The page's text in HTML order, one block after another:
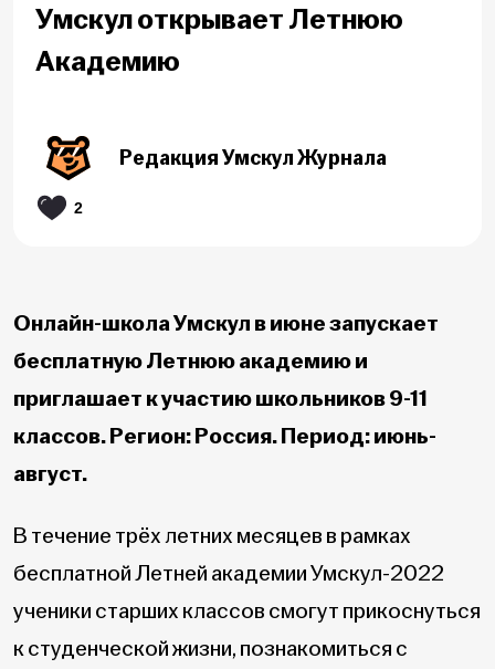
Умскул открывает Летнюю
Академию
Редакция Умскул Журнала
2
Онлайн-школа Умскул в июне запускает
бесплатную Летнюю академию и
приглашает к участию школьников 9-11
классов. Регион: Россия. Период: июнь-
август.
В течение трёх летних месяцев в рамках
бесплатной Летней академии Умскул-2022
ученики старших классов смогут прикоснуться
к студенческой жизни, познакомиться с